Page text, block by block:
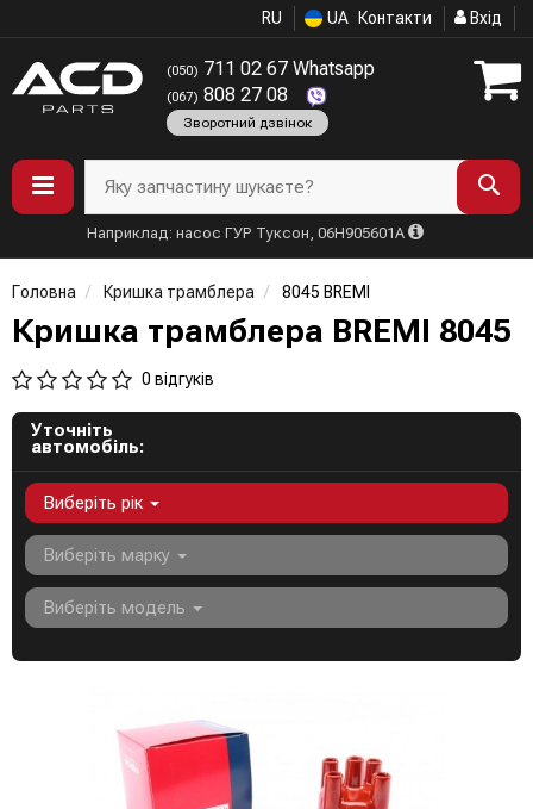
RU UA Контакти Вхід
(050) 711 02 67 Whatsapp
(067) 808 27 08
Зворотний дзвінок
Яку запчастину шукаєте?
Наприклад: насос ГУР Туксон, 06H905601A
Головна Кришка трамблера 8045 BREMI
Кришка трамблера BREMI 8045
0 відгуків
Уточніть
автомобіль:
Виберіть рік
Виберіть марку
Виберіть модель